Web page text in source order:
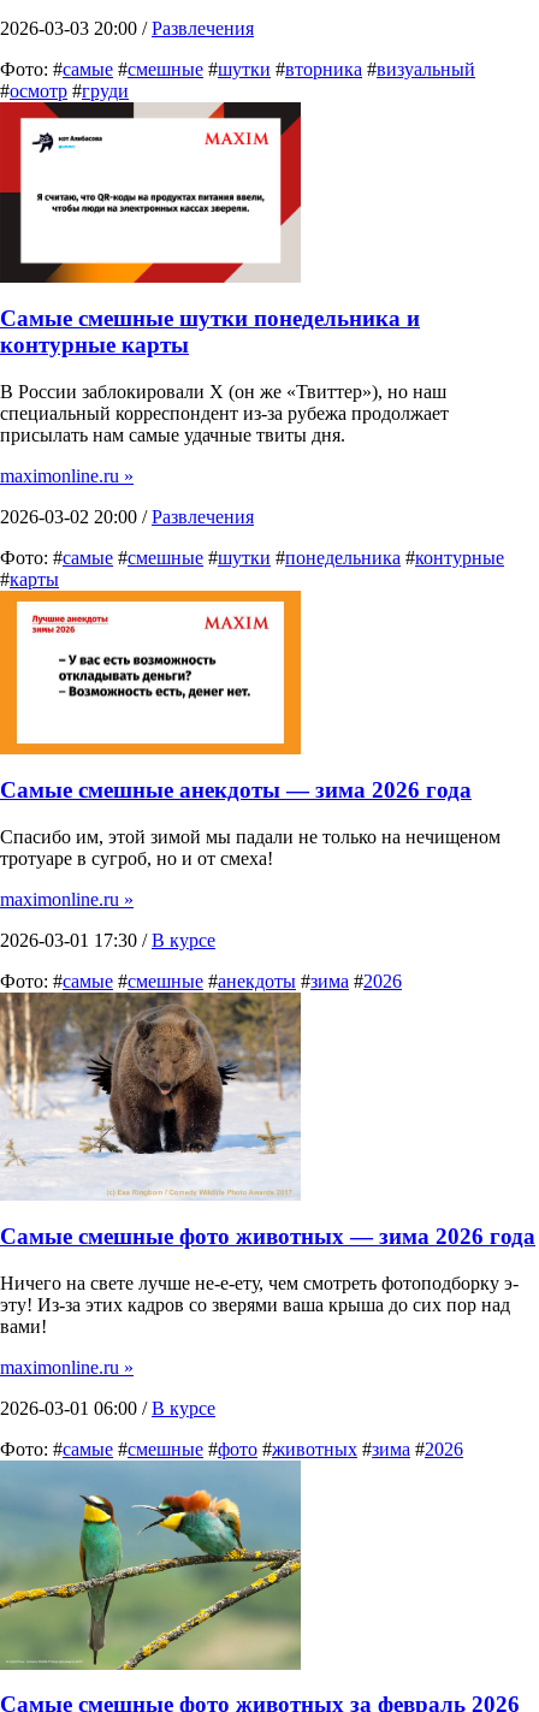
2026-03-03 20:00 /Развлечения
Фото: #самые #смешные #шутки #вторника #визуальный
#осмотр #груди
Самые смешные шутки понедельника и
контурные карты
В России заблокировали X (он же «Твиттер»), но наш
специальный корреспондент из-за рубежа продолжает
присылать нам самые удачные твиты дня.
maximonline.ru »
2026-03-02 20:00 /Развлечения
Фото: #самые #смешные #шутки #понедельника #контурные
#карты
Самые смешные анекдоты — зима 2026 года
Спасибо им, этой зимой мы падали не только на нечищеном
тротуаре в сугроб, но и от смеха!
maximonline.ru »
2026-03-01 17:30 /В курсе
Фото: #самые #смешные #анекдоты #зима #2026
Самые смешные фото животных — зима 2026 года
Ничего на свете лучше не-е-ету, чем смотреть фотоподборку э-
эту! Из-за этих кадров со зверями ваша крыша до сих пор над
вами!
maximonline.ru »
2026-03-01 06:00 /В курсе
Фото: #самые #смешные #фото #животных #зима #2026
Самые смешные фото животных за февраль 2026